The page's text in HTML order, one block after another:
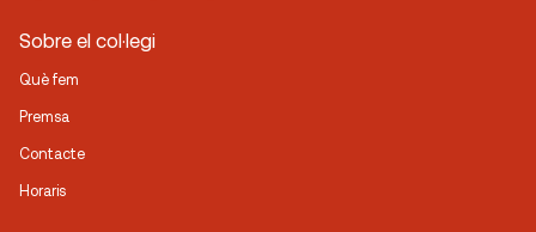
Sobre el col·legi
Què fem
Premsa
Contacte
Horaris